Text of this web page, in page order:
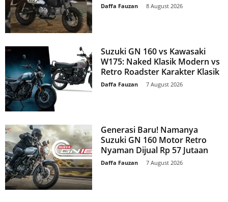
Daffa Fauzan 8 August 2026
Suzuki GN 160 vs Kawasaki
W175: Naked Klasik Modern vs
Retro Roadster Karakter Klasik
Daffa Fauzan 7 August 2026
Generasi Baru! Namanya
Suzuki GN 160 Motor Retro
Nyaman Dijual Rp 57 Jutaan
Daffa Fauzan 7 August 2026